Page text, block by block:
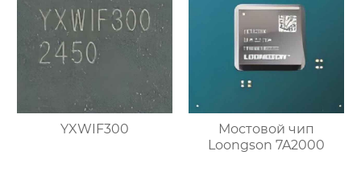
YXWIF300
Мостовой чип
Loongson 7A2000